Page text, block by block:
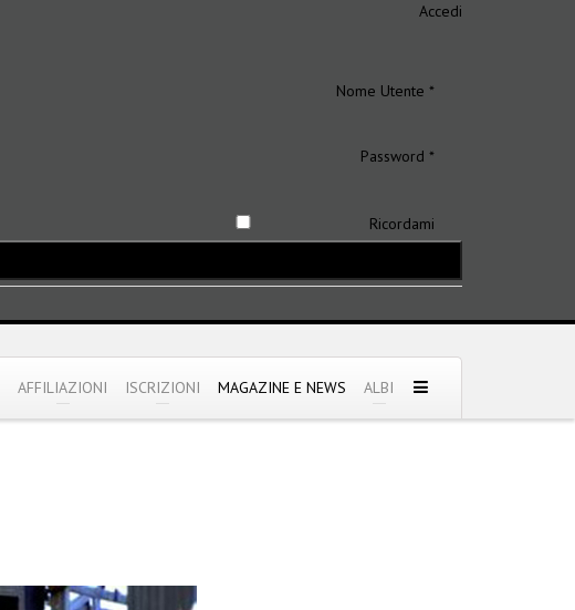
Accedi
Nome Utente *
Password *
Ricordami
AFFILIAZIONI ISCRIZIONI MAGAZINE E NEWS ALBI